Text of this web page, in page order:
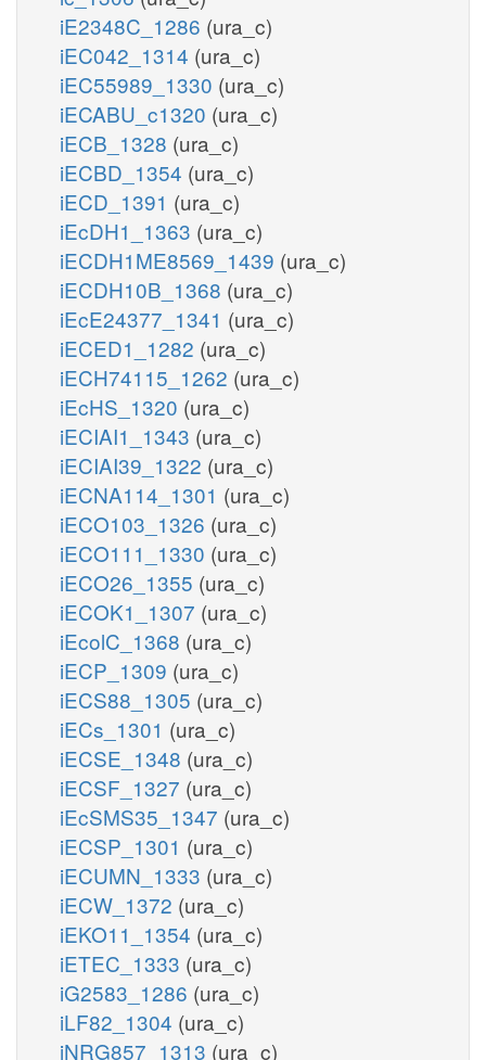
iE2348C_1286 (ura_c)
iEC042_1314 (ura_c)
iEC55989_1330 (ura_c)
iECABU_c1320 (ura_c)
iECB_1328 (ura_c)
iECBD_1354 (ura_c)
iECD_1391 (ura_c)
iEcDH1_1363 (ura_c)
iECDH1ME8569_1439 (ura_c)
iECDH10B_1368 (ura_c)
iEcE24377_1341 (ura_c)
iECED1_1282 (ura_c)
iECH74115_1262 (ura_c)
iEcHS_1320 (ura_c)
iECIAI1_1343 (ura_c)
iECIAI39_1322 (ura_c)
iECNA114_1301 (ura_c)
iECO103_1326 (ura_c)
iECO111_1330 (ura_c)
iECO26_1355 (ura_c)
iECOK1_1307 (ura_c)
iEcolC_1368 (ura_c)
iECP_1309 (ura_c)
iECS88_1305 (ura_c)
iECs_1301 (ura_c)
iECSE_1348 (ura_c)
iECSF_1327 (ura_c)
iEcSMS35_1347 (ura_c)
iECSP_1301 (ura_c)
iECUMN_1333 (ura_c)
iECW_1372 (ura_c)
iEKO11_1354 (ura_c)
iETEC_1333 (ura_c)
iG2583_1286 (ura_c)
iLF82_1304 (ura_c)
iNRG857_1313 (ura_c)